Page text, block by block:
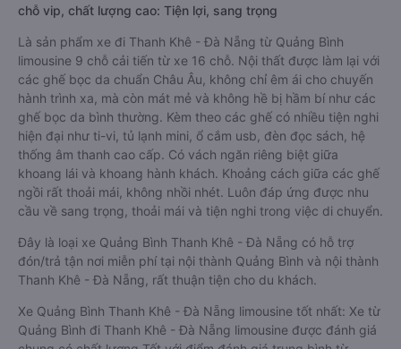
chỗ vip, chất lượng cao: Tiện lợi, sang trọng
Là sản phẩm xe đi Thanh Khê - Đà Nẵng từ Quảng Bình
limousine 9 chỗ cải tiến từ xe 16 chỗ. Nội thất được làm lại với
các ghế bọc da chuẩn Châu Âu, không chỉ êm ái cho chuyến
hành trình xa, mà còn mát mẻ và không hề bị hầm bí như các
ghế bọc da bình thường. Kèm theo các ghế có nhiều tiện nghi
hiện đại như ti-vi, tủ lạnh mini, ổ cắm usb, đèn đọc sách, hệ
thống âm thanh cao cấp. Có vách ngăn riêng biệt giữa
khoang lái và khoang hành khách. Khoảng cách giữa các ghế
ngồi rất thoải mái, không nhồi nhét. Luôn đáp ứng được nhu
cầu về sang trọng, thoải mái và tiện nghi trong việc di chuyển.
Đây là loại xe Quảng Bình Thanh Khê - Đà Nẵng có hỗ trợ
đón/trả tận nơi miễn phí tại nội thành Quảng Bình và nội thành
Thanh Khê - Đà Nẵng, rất thuận tiện cho du khách.
Xe Quảng Bình Thanh Khê - Đà Nẵng limousine tốt nhất: Xe từ
Quảng Bình đi Thanh Khê - Đà Nẵng limousine được đánh giá